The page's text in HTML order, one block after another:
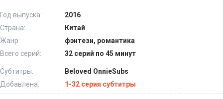
Год выпуска:
2016
Страна:
Китай
Жанр:
фэнтези, романтика
Всего серий:
32 серий по 45 минут
Субтитры:
Beloved OnnieSubs
Добавлена:
1-32 серия субтитры